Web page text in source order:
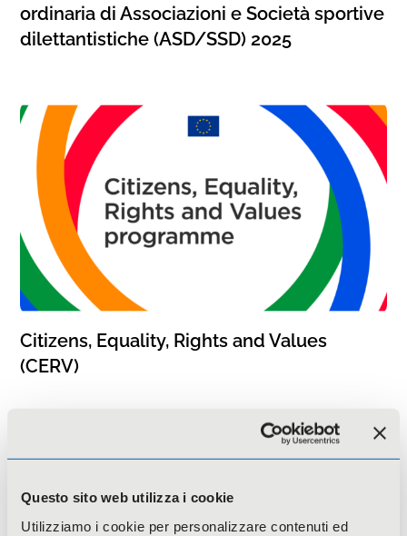
Questo sito web utilizza i cookie
Utilizziamo i cookie per personalizzare contenuti ed
ordinaria di Associazioni e Società sportive
dilettantistiche (ASD/SSD) 2025
Citizens, Equality, Rights and Values
(CERV)